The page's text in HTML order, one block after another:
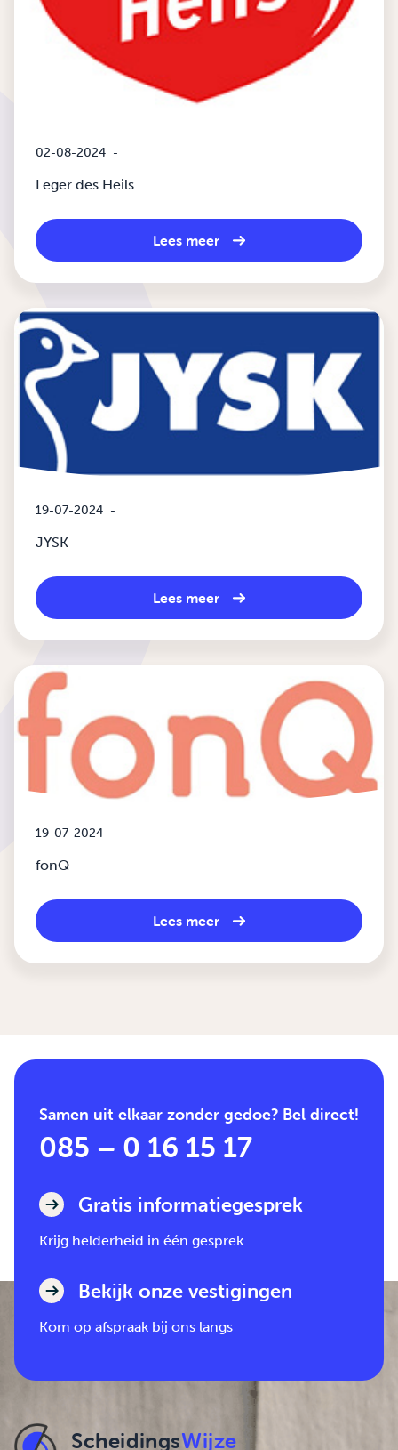
02-08-2024 -
Leger des Heils
Lees meer
19-07-2024 -
JYSK
Lees meer
19-07-2024 -
fonQ
Lees meer
Samen uit elkaar zonder gedoe? Bel direct!
085 – 0 16 15 17
Gratis informatiegesprek
Krijg helderheid in één gesprek
Bekijk onze vestigingen
Kom op afspraak bij ons langs
ScheidingsWijze